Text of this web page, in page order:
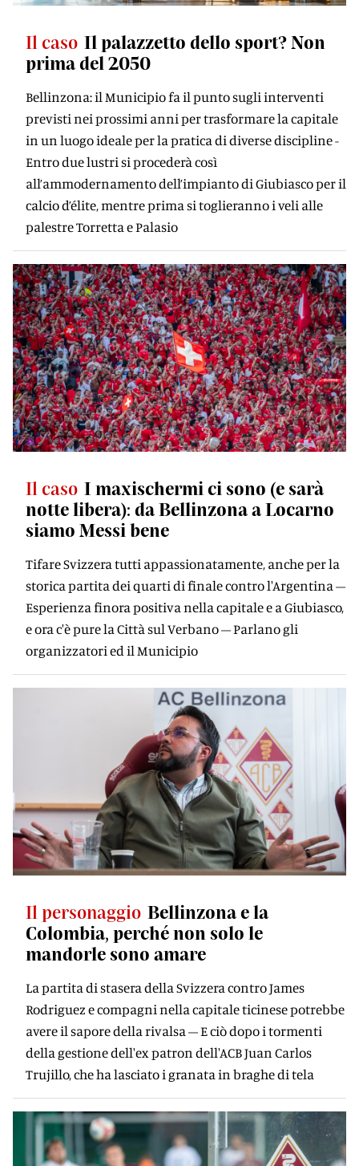
Il caso Il palazzetto dello sport? Non
prima del 2050
Bellinzona: il Municipio fa il punto sugli interventi
previsti nei prossimi anni per trasformare la capitale
in un luogo ideale per la pratica di diverse discipline -
Entro due lustri si procederà così
all’ammodernamento dell’impianto di Giubiasco per il
calcio d’élite, mentre prima si toglieranno i veli alle
palestre Torretta e Palasio
Il caso I maxischermi ci sono (e sarà
notte libera): da Bellinzona a Locarno
siamo Messi bene
Tifare Svizzera tutti appassionatamente, anche per la
storica partita dei quarti di finale contro l'Argentina –
Esperienza finora positiva nella capitale e a Giubiasco,
e ora c'è pure la Città sul Verbano – Parlano gli
organizzatori ed il Municipio
Il personaggio Bellinzona e la
Colombia, perché non solo le
mandorle sono amare
La partita di stasera della Svizzera contro James
Rodriguez e compagni nella capitale ticinese potrebbe
avere il sapore della rivalsa – E ciò dopo i tormenti
della gestione dell'ex patron dell'ACB Juan Carlos
Trujillo, che ha lasciato i granata in braghe di tela